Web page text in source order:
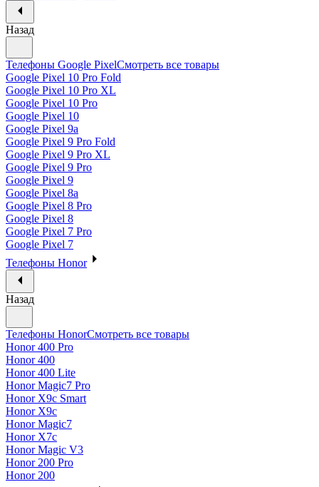
Назад
Телефоны Google PixelСмотреть все товары
Google Pixel 10 Pro Fold
Google Pixel 10 Pro XL
Google Pixel 10 Pro
Google Pixel 10
Google Pixel 9a
Google Pixel 9 Pro Fold
Google Pixel 9 Pro XL
Google Pixel 9 Pro
Google Pixel 9
Google Pixel 8a
Google Pixel 8 Pro
Google Pixel 8
Google Pixel 7 Pro
Google Pixel 7
Телефоны Honor
Назад
Телефоны HonorСмотреть все товары
Honor 400 Pro
Honor 400
Honor 400 Lite
Honor Magic7 Pro
Honor X9c Smart
Honor X9c
Honor Magic7
Honor X7c
Honor Magic V3
Honor 200 Pro
Honor 200